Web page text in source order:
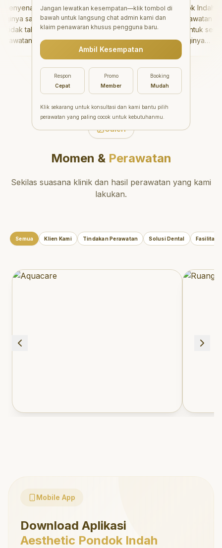
sangat baik
takut sama
tidak
setelahnya.
ke dokter
"Aesthetic Pondok Indah
menawarkan perawatan gigi
yang luar biasa untuk semua
orang. Dokter giginya
profesional, ramah, dan
meluangkan waktu untuk
mengedukasi pasien tentang
kesehatan gigi dan mulut
yang baik. Klinik ini terletak di
daerah yang strategis,
sehingga nyaman untuk
direkomendasikan untuk
dan berkualitas!
Galeri
Momen &Perawatan
Sekilas suasana klinik dan hasil perawatan yang kami
lakukan.
Semua Klien Kami Tindakan Perawatan Solusi Dental Fasilitas
Mobile App
Download Aplikasi
Aesthetic Pondok Indah
Jangan lewatkan kesempatan—klik tombol di
bawah untuk langsung chat admin kami dan
klaim penawaran khusus pengguna baru.
Ambil Kesempatan
Respon
Cepat
Promo
Member
Booking
Mudah
Klik sekarang untuk konsultasi dan kami bantu pilih
perawatan yang paling cocok untuk kebutuhanmu.